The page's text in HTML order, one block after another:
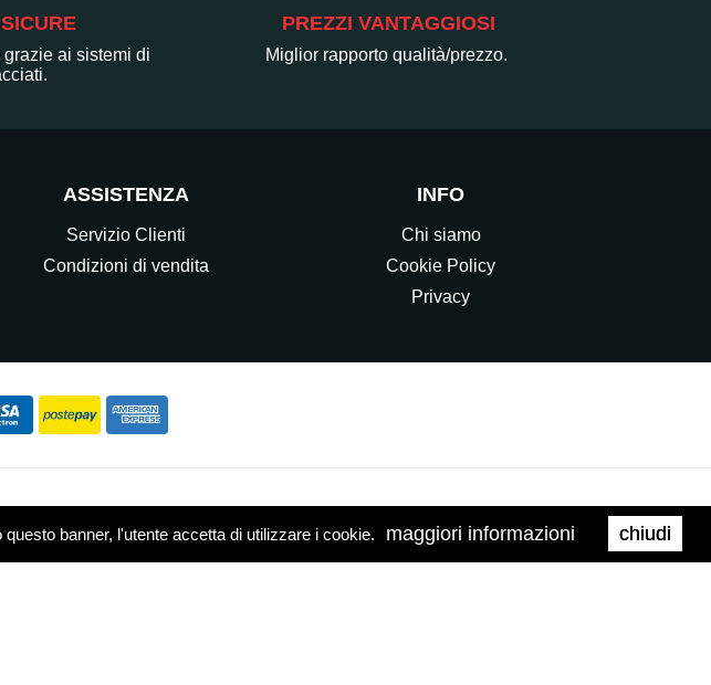
banner, l'utente accetta di utilizzare i cookie. maggiori informazioni chiudi
ai sistemi di
PREZZI VANTAGGIOSI
Miglior rapporto qualità/prezzo.
ASSISTENZA
Servizio Clienti
Condizioni di vendita
INFO
Chi siamo
Cookie Policy
Privacy